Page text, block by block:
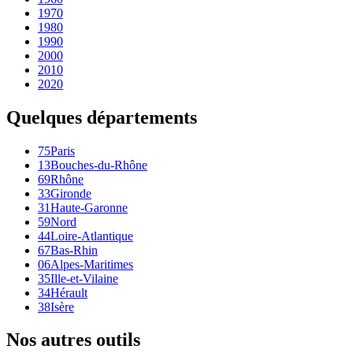
1970
1980
1990
2000
2010
2020
Quelques départements
75Paris
13Bouches-du-Rhône
69Rhône
33Gironde
31Haute-Garonne
59Nord
44Loire-Atlantique
67Bas-Rhin
06Alpes-Maritimes
35Ille-et-Vilaine
34Hérault
38Isère
Nos autres outils